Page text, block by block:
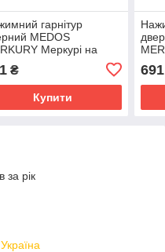
гарнітур
MEDOS
Меркурі на
накладці L112 мм
коричневий
₴
Купити
691
за рік